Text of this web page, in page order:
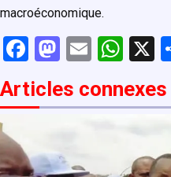
macroéconomique.
F
a
ce
o
M
st
o
d
E
ail
W
at
s
A
X
Articles connexes